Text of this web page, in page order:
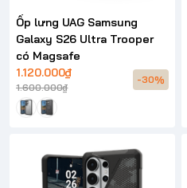
Ốp lưng UAG Samsung
Galaxy S26 Ultra Trooper
có Magsafe
1.120.000₫
1.600.000₫
-30%